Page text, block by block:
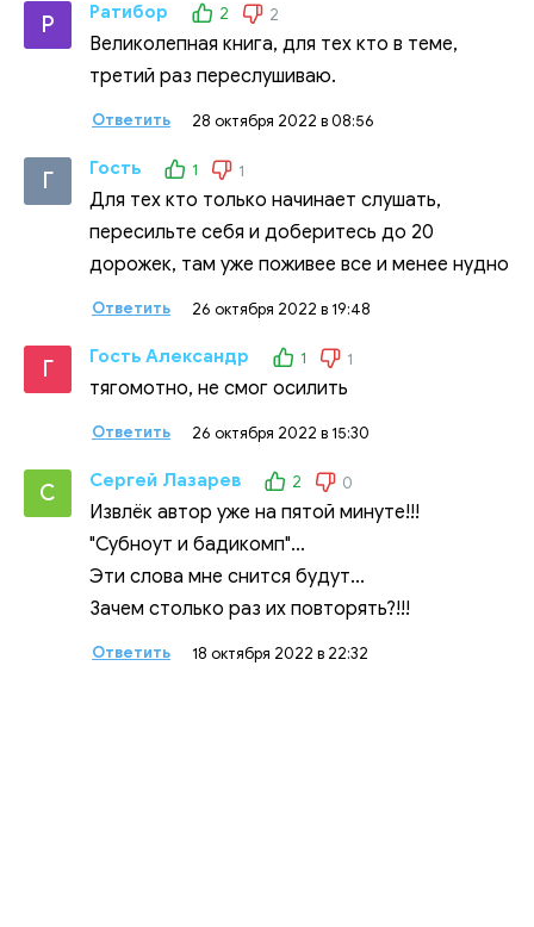
Р Ратибор 2 2
Великолепная книга, для тех кто в теме,
третий раз переслушиваю.
Ответить 28 октября 2022 в 08:56
Г Гость 1 1
Для тех кто только начинает слушать,
пересильте себя и доберитесь до 20
дорожек, там уже поживее все и менее нудно
Ответить 26 октября 2022 в 19:48
Г Гость Александр 1 1
тягомотно, не смог осилить
Ответить 26 октября 2022 в 15:30
С Сергей Лазарев 2 0
Извлёк автор уже на пятой минуте!!!
"Субноут и бадикомп"...
Эти слова мне снится будут...
Зачем столько раз их повторять?!!!
Ответить 18 октября 2022 в 22:32